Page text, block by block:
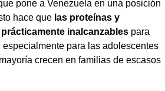
pone a Venezuela en una posición
hace que las proteínas y
inalcanzables para
especialmente para las adolescentes
crecen en familias de escasos